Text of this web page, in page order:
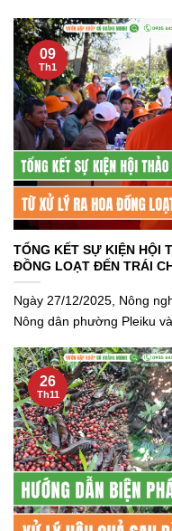
TỔNG KẾT SỰ KIỆN HỘI
ĐỒNG LOẠT ĐẾN TRÁI
Ngày 27/12/2025, Nông
Nông dân phường Pleiku
09
Th1
26
Th11